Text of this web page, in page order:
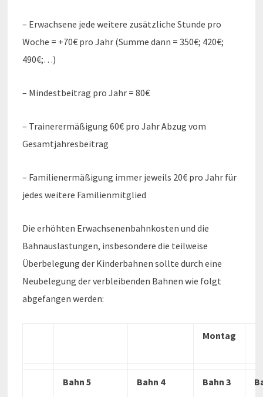
– Erwachsene jede weitere zusätzliche Stunde pro
Woche = +70€ pro Jahr (Summe dann = 350€; 420€;
490€;…)
– Mindestbeitrag pro Jahr = 80€
– Trainerermäßigung 60€ pro Jahr Abzug vom
Gesamtjahresbeitrag
– Familienermäßigung immer jeweils 20€ pro Jahr für
jedes weitere Familienmitglied
Die erhöhten Erwachsenenbahnkosten und die
Bahnauslastungen, insbesondere die teilweise
Überbelegung der Kinderbahnen sollte durch eine
Neubelegung der verbleibenden Bahnen wie folgt
abgefangen werden:
Montag
Bahn 5 Bahn 4 Bahn 3